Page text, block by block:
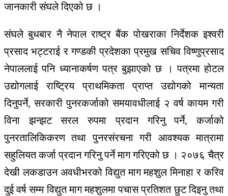
जानकारी संघले दिएको छ ।
संघले बुधबार नै नेपाल राष्ट्र बैंक पोखराका निर्देशक इश्वरी
प्रसाद भट्टराई र गण्डकी प्रदेशका प्रमुख सचिव विष्णुप्रसाद
नेपाललाई पनि ध्यानाकर्षण पत्र बुझाएको छ । पत्रमा होटल
उद्योगलाई राष्ट्रिय प्राथमिकता प्राप्त उद्योगको मान्यता
दिनुपर्ने, सरकारी पुनरकर्जाको समयावधीलाई २ वर्ष कायम गरी
विना झन्झट सरल रुपमा प्रदान गरिनु पर्ने, कर्जाको
पुनरतालिकिकरण तथा पुनरसंरचना गरी आवश्यक मात्रामा
सहुलियत कर्जा प्रदान गरिनु पर्ने माग गरिएको छ । २०७६ चैत्र
देखी लकडाउन अवधीभरको विद्युत माग महशुल मिनाहा र करिव
दुई वर्ष सम्म विद्युत माग महशुलमा पचास प्रतिशत छुट दिइनु तथा